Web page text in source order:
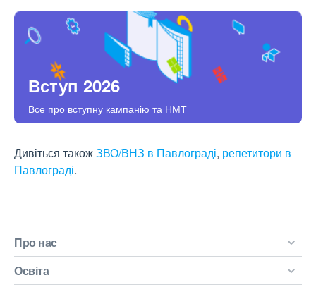
Вступ 2026
Все про вступну кампанію та НМТ
Дивіться такожЗВО/ВНЗ в Павлограді, репетитори в
Павлограді.
Про нас
Освіта